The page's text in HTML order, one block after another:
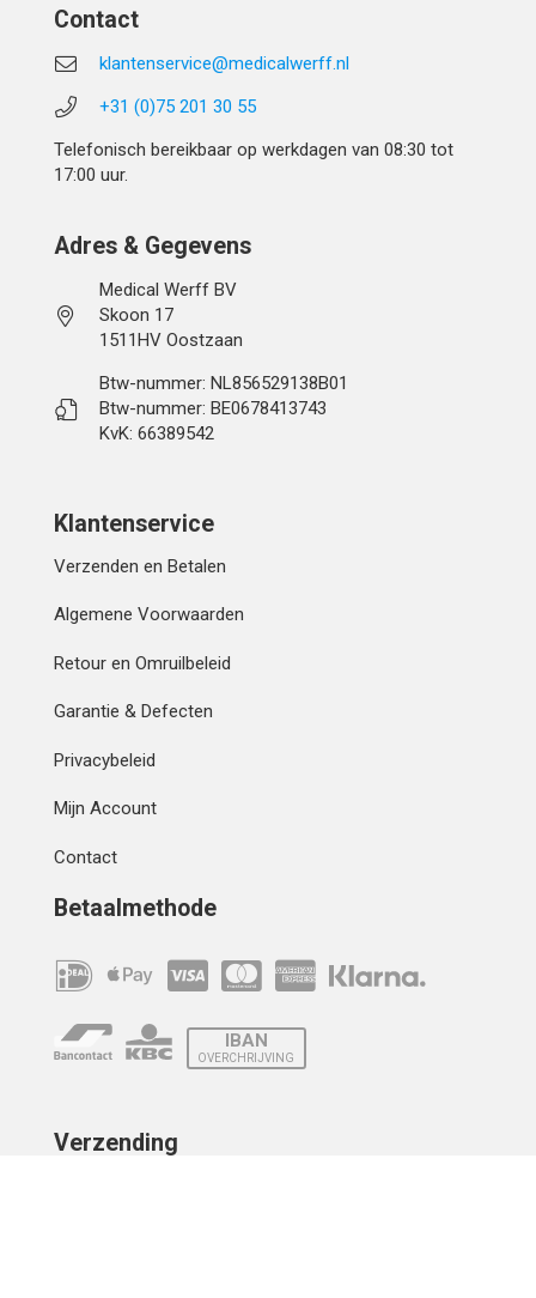
Contact
klantenservice@medicalwerff.nl
+31 (0)75 201 30 55
Telefonisch bereikbaar op werkdagen van 08:30 tot
17:00 uur.
Adres & Gegevens
Medical Werff BV
Skoon 17
1511HV Oostzaan
Btw-nummer: NL856529138B01
Btw-nummer: BE0678413743
KvK: 66389542
Klantenservice
Verzenden en Betalen
Algemene Voorwaarden
Retour en Omruilbeleid
Garantie & Defecten
Privacybeleid
Mijn Account
Contact
Betaalmethode
IBAN
OVERCHRIJVING
Verzending